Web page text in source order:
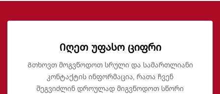
Იღეთ უფასო ციფრი
Გთხოვთ მოგვწოდოთ სრული და სამართლიანი
კონტაქტის ინფორმაცია, რათა ჩვენ
შეგვიძლინ დროულად მიგვწოდოთ სწორი